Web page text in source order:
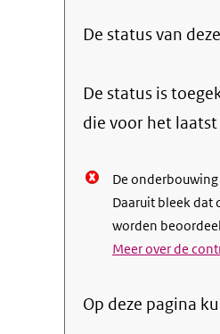
De status van deze
De status is
die voor het
De
Daaruit bleek dat
worden
Meer over de
Op deze pagina